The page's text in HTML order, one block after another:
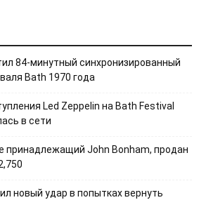
84-минутный синхронизированный
Bath 1970 года
Led Zeppelin на Bath Festival
в сети
принадлежащий John Bonham, продан
новый удар в попытках вернуть